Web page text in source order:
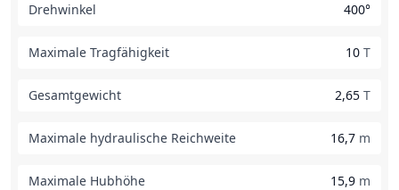
Drehwinkel 400°
Maximale Tragfähigkeit 10 T
Gesamtgewicht 2,65 T
Maximale hydraulische Reichweite 16,7 m
Maximale Hubhöhe 15,9 m